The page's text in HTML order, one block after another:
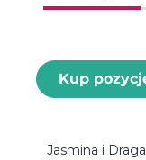
Kup
Jasmina i